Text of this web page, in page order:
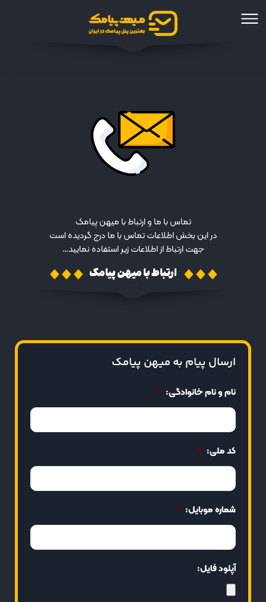
تماس با ما و ارتباط با میهن پیامک
در این بخش اطلاعات تماس با ما درج گردیده است
جهت ارتباط از اطلاعات زیر استفاده نمایید…
ارتباط با میهن پیامک
ارسال پیام به میهن پیامک
نام و نام خانوادگی: *
کد ملی: *
شماره موبایل: *
آپلود فایل: